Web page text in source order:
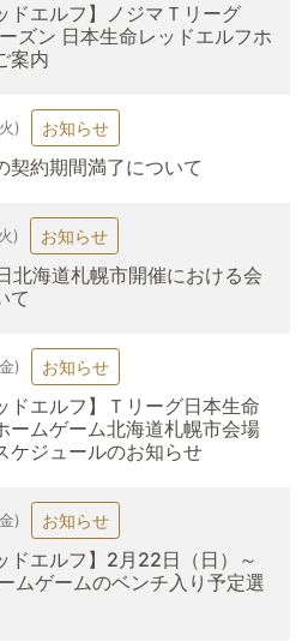
ドエルフ】ノジマＴリーグ
ズン 日本生命レッドエルフホ
案内
) お知らせ
契約期間満了について
) お知らせ
北海道札幌市開催における会
て
) お知らせ
ドエルフ】Ｔリーグ日本生命
ームゲーム北海道札幌市会場
ケジュールのお知らせ
) お知らせ
ドエルフ】2月22日（日）～
ムゲームのベンチ入り予定選